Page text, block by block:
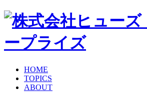
HOME
TOPICS
ABOUT